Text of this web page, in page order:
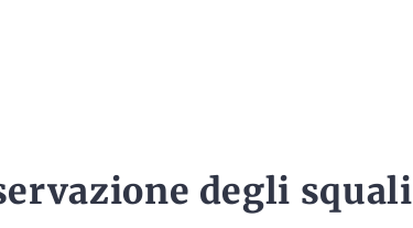
degli squali